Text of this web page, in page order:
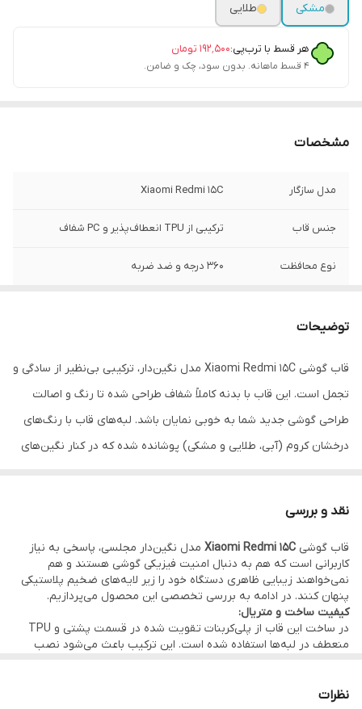
مشکی
طلایی
هر قسط با ترب‌پی:۱۹۲٬۵۰۰ تومان
۴ قسط ماهانه. بدون سود، چک و ضامن.
مشخصات
مدل سازگار Xiaomi Redmi 15C
جنس قاب ترکیبی از TPU انعطاف‌پذیر و PC شفاف
نوع محافظت ۳۶۰ درجه و ضد ضربه
سطح)
ویژگی ظاهری شفاف با فریم کروم رنگی و نگین‌کاری دستی
توضیحات
قاب گوشی Xiaomi Redmi 15C مدل نگین‌دار، ترکیبی بی‌نظیر از سادگی و
تجمل است. این قاب با بدنه کاملاً شفاف طراحی شده تا رنگ و اصالت
طراحی گوشی جدید شما به خوبی نمایان باشد. لبه‌های قاب با رنگ‌های
درخشان کروم (آبی، طلایی و مشکی) پوشانده شده که در کنار نگین‌های
پاراگراف دوم: میزان محافظت
امنیت گوشی Redmi 15C اولویت اصلی این قاب است. بدنه این کاور از
متریال باکیفیت ساخته شده که در برابر ضربات ناشی از سقوط و خط و
خش‌های روزمره مقاومت بسیار بالایی دارد. مهم‌ترین ویژگی حفاظتی این
محصول، پوشش کامل لنزهای دوربین است؛ جایی که محافظ‌های
تا هیچ آسیبی به کیفیت عکاسی شما وارد نشود. همچنین لبه‌های
نقد و بررسی
قاب گوشی Xiaomi Redmi 15C مدل نگین‌دار مجلسی، پاسخی به نیاز
کاربرانی است که هم به دنبال امنیت فیزیکی گوشی هستند و هم
نمی‌خواهند زیبایی ظاهری دستگاه خود را زیر لایه‌های ضخیم پلاستیکی
پنهان کنند. در ادامه به بررسی تخصصی این محصول می‌پردازیم.
کیفیت ساخت و متریال:
در ساخت این قاب از پلی‌کربنات تقویت شده در قسمت پشتی و TPU
منعطف در لبه‌ها استفاده شده است. این ترکیب باعث می‌شود نصب
رنگی ثابت و براق را تضمین می‌کند که با گذشت زمان پوسته پوسته
نظرات